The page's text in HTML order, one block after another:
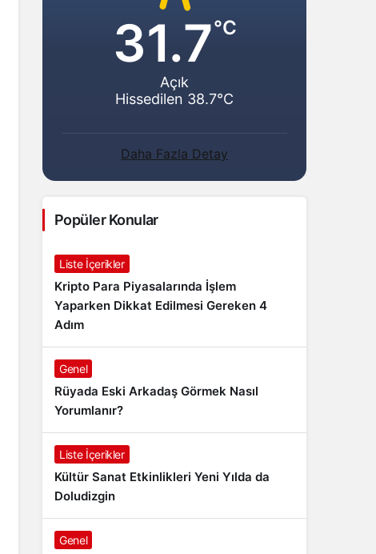
31.7°C
Açık
Hissedilen 38.7°C
Daha Fazla Detay
Popüler Konular
Liste İçerikler
Kripto Para Piyasalarında İşlem
Yaparken Dikkat Edilmesi Gereken 4
Adım
Genel
Rüyada Eski Arkadaş Görmek Nasıl
Yorumlanır?
Liste İçerikler
Kültür Sanat Etkinlikleri Yeni Yılda da
Doludizgin
Genel